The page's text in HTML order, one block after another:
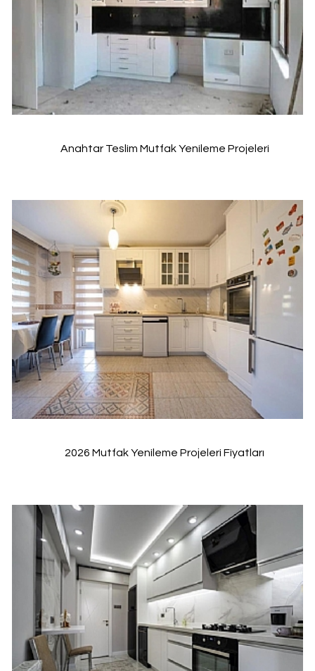
Anahtar Teslim Mutfak Yenileme Projeleri
2026 Mutfak Yenileme Projeleri Fiyatları